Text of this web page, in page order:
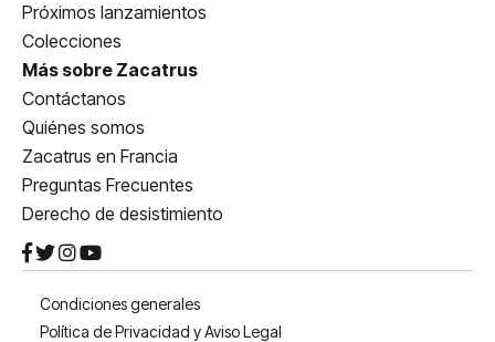
Próximos lanzamientos
Colecciones
Más sobre Zacatrus
Contáctanos
Quiénes somos
Zacatrus en Francia
Preguntas Frecuentes
Derecho de desistimiento
Condiciones generales
Política de Privacidad y Aviso Legal